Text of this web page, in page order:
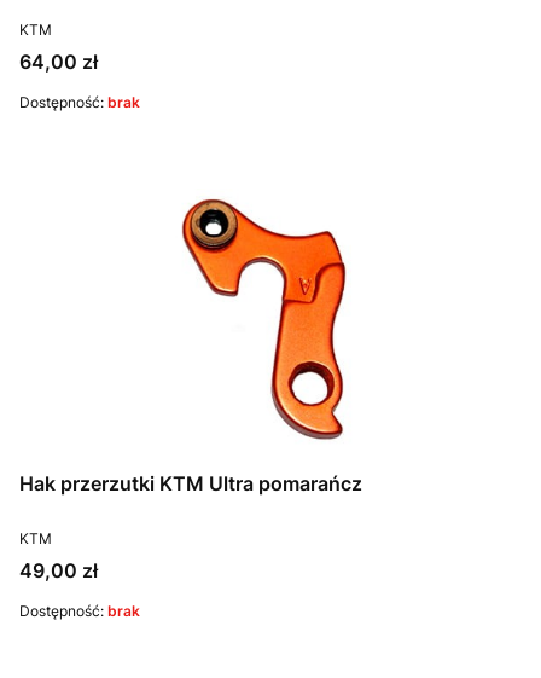
PRODUCENT
KTM
Cena
64,00 zł
Dostępność: brak
Hak przerzutki KTM Ultra pomarańcz
PRODUCENT
KTM
Cena
49,00 zł
Dostępność: brak